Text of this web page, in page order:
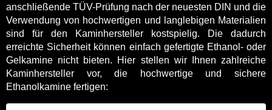
anschließende TÜV-Prüfung nach der neuesten DIN und die
Verwendung von hochwertigen und langlebigen Materialien
sind für den Kaminhersteller kostspielig. Die dadurch
erreichte Sicherheit können einfach gefertigte Ethanol- oder
Gelkamine nicht bieten. Hier stellen wir Ihnen zahlreiche
Kaminhersteller vor, die hochwertige und sichere
Ethanolkamine fertigen: